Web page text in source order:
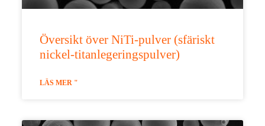
Översikt över NiTi-pulver (sfäriskt
nickel-titanlegeringspulver)
LÄS MER "